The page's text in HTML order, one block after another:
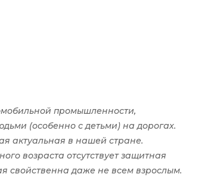
промышленности,
(особенно с детьми) на дорогах.
актуальная в нашей стране.
возраста отсутствует защитная
свойственна даже не всем взрослым.